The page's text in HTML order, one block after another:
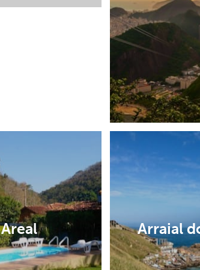
Areal Arraial